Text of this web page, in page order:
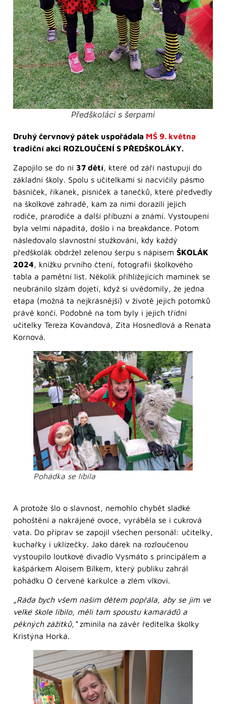
Předškoláci s šerpami
Druhý červnový pátek uspořádala MŠ 9. května
tradiční akci ROZLOUČENÍ S PŘEDŠKOLÁKY.
Zapojilo se do ní 37 dětí, které od září nastupují do
základní školy. Spolu s učitelkami si nacvičily pásmo
básniček, říkanek, písniček a tanečků, které předvedly
na školkové zahradě, kam za nimi dorazili jejich
rodiče, prarodiče a další příbuzní a známí. Vystoupení
byla velmi nápaditá, došlo i na breakdance. Potom
následovalo slavnostní stužkování, kdy každý
předškolák obdržel zelenou šerpu s nápisem ŠKOLÁK
2024, knížku prvního čtení, fotografii školkového
tabla a pamětní list. Několik přihlížejících maminek se
neubránilo slzám dojetí, když si uvědomily, že jedna
etapa (možná ta nejkrásnější) v životě jejich potomků
právě končí. Podobně na tom byly i jejich třídní
učitelky Tereza Kovandová, Zita Hosnedlová a Renata
Kornová.
Pohádka se líbila
A protože šlo o slavnost, nemohlo chybět sladké
pohoštění a nakrájené ovoce, vyráběla se i cukrová
vata. Do příprav se zapojil všechen personál: učitelky,
kuchařky i uklízečky. Jako dárek na rozloučenou
vystoupilo loutkové divadlo Vysmáto s principálem a
kašpárkem Aloisem Bílkem, který publiku zahrál
pohádku O červené karkulce a zlém vlkovi.
„Ráda bych všem našim dětem popřála, aby se jim ve
velké škole líbilo, měli tam spoustu kamarádů a
pěkných zážitků,“zmínila na závěr ředitelka školky
Kristýna Horká.